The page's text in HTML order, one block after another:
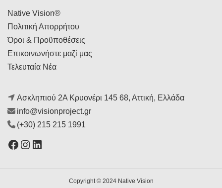
Native Vision®
Πολιτική Απορρήτου
Όροι & Προϋποθέσεις
Επικοινωνήστε μαζί μας
Τελευταία Νέα
Ασκληπιού 2Α Κρυονέρι 145 68, Αττική, Ελλάδα
info@visionproject.gr
(+30) 215 215 1991
Facebook
Instagram
Linkedin
Copyright © 2024 Native Vision